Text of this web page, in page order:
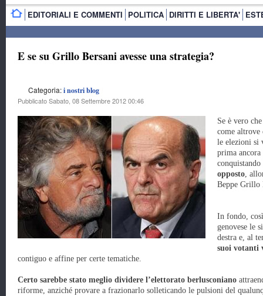
EDITORIALI E COMMENTI POLITICA DIRITTI E LIBERTA'
E se su Grillo Bersani avesse una strategia?
Categoria:i nostri blog
Pubblicato Sabato, 08 Settembre 2012 00:46
Se è vero
come altrove
le elezioni si
prima ancora
opposto,
Beppe Grillo
In fondo,
genovese le
destra e, al
suoi votanti
contiguo e affine per certe tematiche.
Certo sarebbe stato meglio dividere l’elettorato berlusconiano
riforme, anziché provare a frazionarlo solleticando le pulsioni del